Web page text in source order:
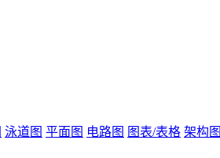
泳道图 平面图 电路图 图表/表格 架构图